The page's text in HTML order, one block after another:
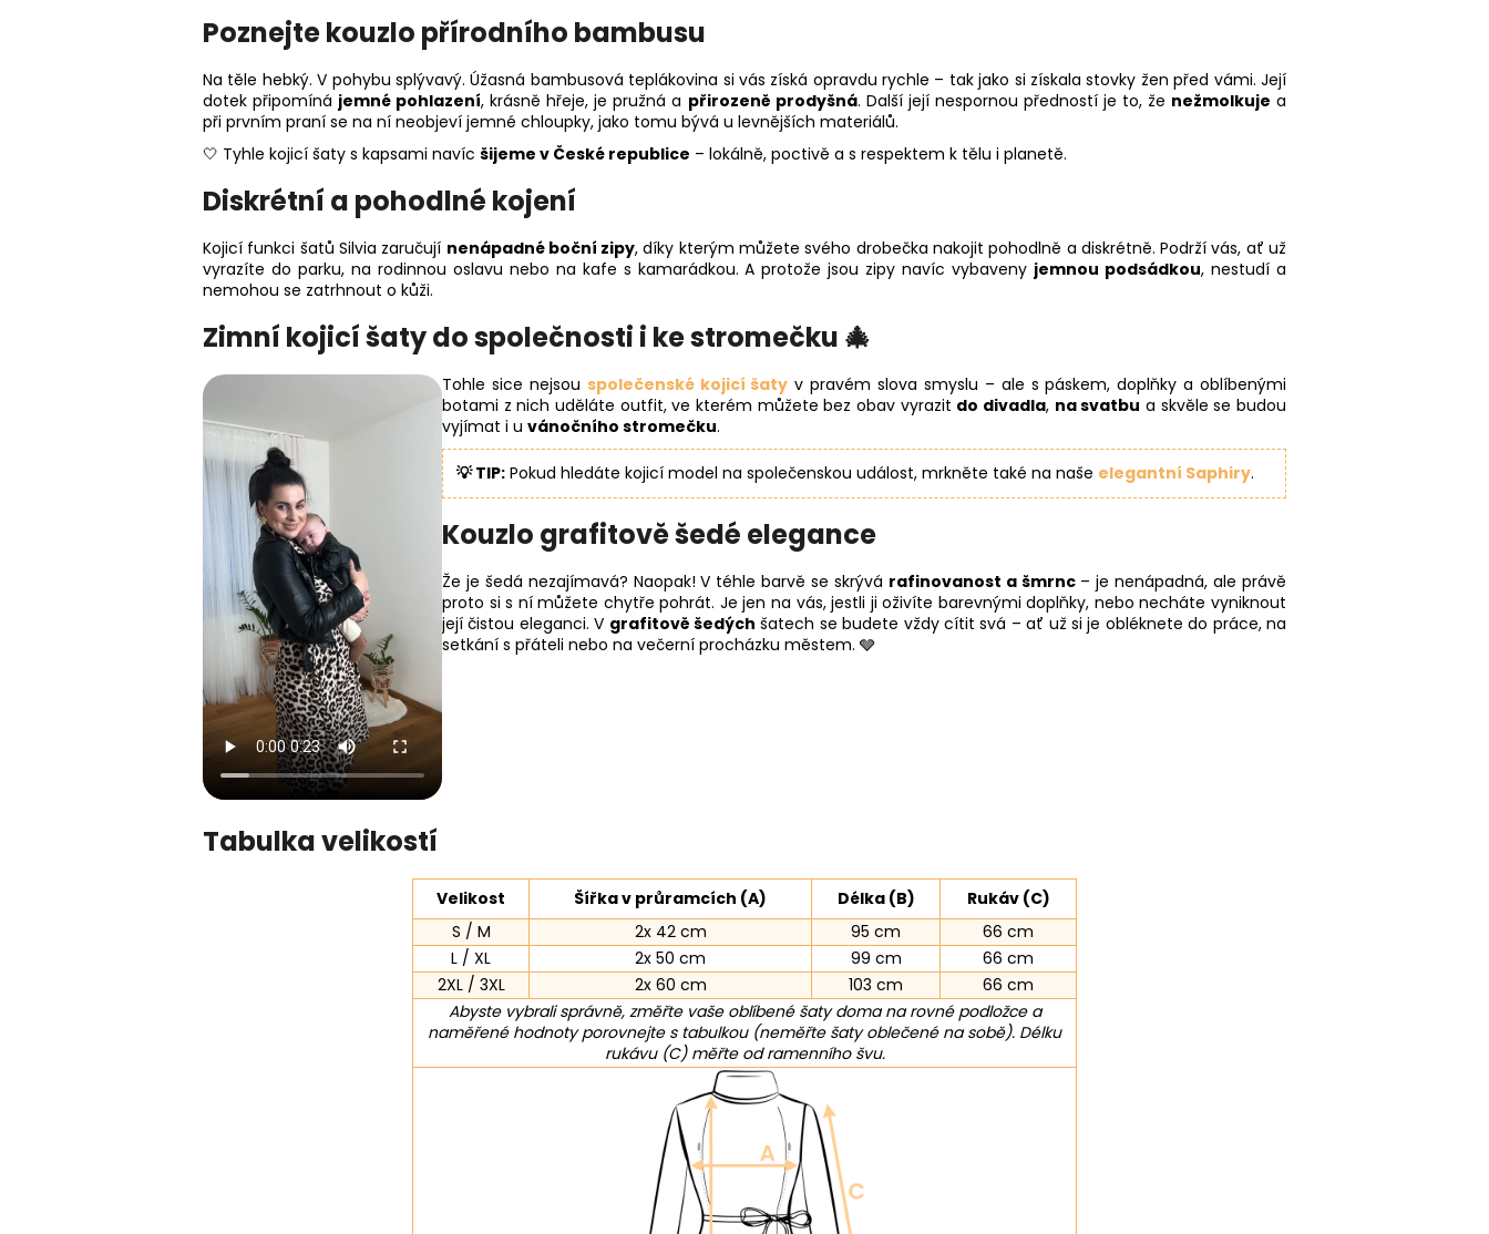
Poznejte kouzlo přírodního bambusu
Na těle hebký. V pohybu splývavý. Úžasná bambusová teplákovina si vás získá opravdu rychle – tak jako si získala stovky žen před vámi. Její
dotek připomíná jemné pohlazení, krásně hřeje, je pružná a přirozeně prodyšná. Další její nespornou předností je to, že nežmolkuje a
při prvním praní se na ní neobjeví jemné chloupky, jako tomu bývá u levnějších materiálů.
🤍 Tyhle kojicí šaty s kapsami navíc šijeme v České republice – lokálně, poctivě a s respektem k tělu i planetě.
Diskrétní a pohodlné kojení
Kojicí funkci šatů Silvia zaručují nenápadné boční zipy, díky kterým můžete svého drobečka nakojit pohodlně a diskrétně. Podrží vás, ať už
vyrazíte do parku, na rodinnou oslavu nebo na kafe s kamarádkou. A protože jsou zipy navíc vybaveny jemnou podsádkou, nestudí a
nemohou se zatrhnout o kůži.
Zimní kojicí šaty do společnosti i ke stromečku 🎄
Tohle sice nejsou společenské kojicí šaty v pravém slova smyslu – ale s páskem, doplňky a oblíbenými
botami z nich uděláte outfit, ve kterém můžete bez obav vyrazit do divadla, na svatbu a skvěle se budou
vyjímat i u vánočního stromečku.
💡 TIP: Pokud hledáte kojicí model na společenskou událost, mrkněte také na naše elegantní Saphiry.
Kouzlo grafitově šedé elegance
Že je šedá nezajímavá? Naopak! V téhle barvě se skrývá rafinovanost a šmrnc– je nenápadná, ale právě
proto si s ní můžete chytře pohrát. Je jen na vás, jestli ji oživíte barevnými doplňky, nebo necháte vyniknout
její čistou eleganci. V grafitově šedých šatech se budete vždy cítit svá – ať už si je obléknete do práce, na
setkání s přáteli nebo na večerní procházku městem. 🩶
Tabulka velikostí
Velikost Šířka v průramcích (A) Délka (B)
Rukáv (C)
S / M
2x 42 cm 95 cm
66 cm
L / XL
2x 50 cm 99 cm
66 cm
2XL / 3XL
2x 60 cm 103 cm
66 cm
Abyste vybrali správně, změřte vaše oblíbené šaty doma na rovné podložce a
naměřené hodnoty porovnejte s tabulkou (neměřte šaty oblečené na sobě). Délku
rukávu (C) měřte od ramenního švu.